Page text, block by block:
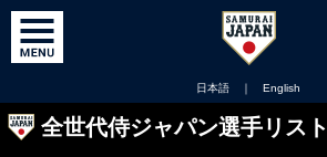
日本語 ｜ English
全世代侍ジャパン選手リスト